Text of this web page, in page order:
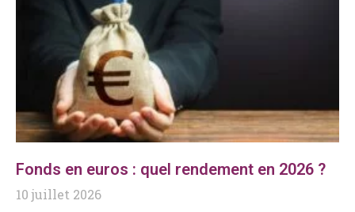
Fonds en euros : quel rendement en 2026 ?
10 juillet 2026